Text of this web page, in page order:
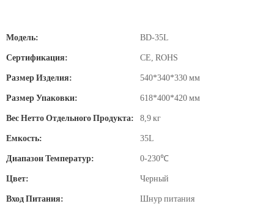
Модель: BD-35L
Сертификация: CE, ROHS
Размер Изделия: 540*340*330 мм
Размер Упаковки: 618*400*420 мм
Вес Нетто Отдельного Продукта: 8,9 кг
Емкость: 35L
Диапазон Температур: 0-230℃
Цвет: Черный
Вход Питания: Шнур питания